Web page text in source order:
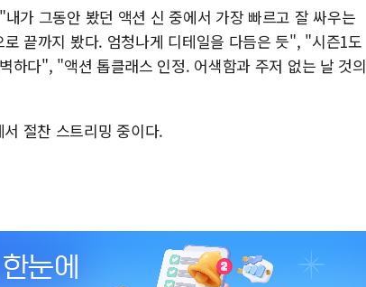
가 그동안 봤던 액션 신 중에서 가장 빠르고 잘 싸우는
끝까지 봤다. 엄청나게 디테일을 다듬은 듯", "시즌1도
하다", "액션 톱클래스 인정. 어색함과 주저 없는 날 것의
절찬 스트리밍 중이다.